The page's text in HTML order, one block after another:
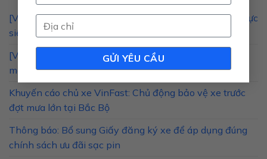
[VF 3] Lắp nắp ca-pô đúng kỹ thuật: Cố định 5 ngàm, lực
siết bu lông và cảnh báo an toàn
[VF 6/VF 7] Thay đổi cảm giác lái sau cập nhật phần
mềm: Vì sao vô lăng có thể nặng hơn?
Khuyến cáo chủ xe VinFast: Chủ động bảo vệ xe trước
đợt mưa lớn tại Bắc Bộ
Thông báo: Bổ sung Giấy đăng ký xe để áp dụng đúng
chính sách ưu đãi sạc pin